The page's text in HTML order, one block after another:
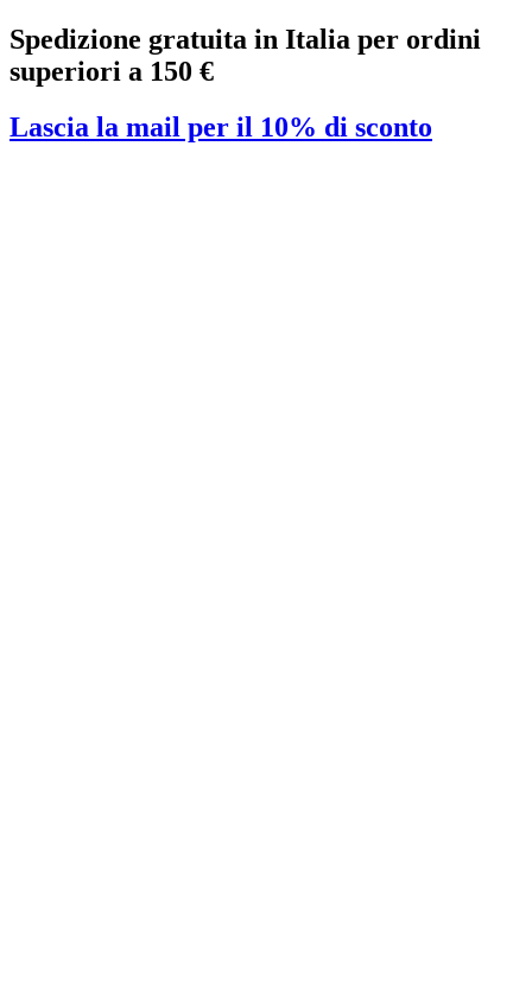
Vai
al
contenuto
Spedizione gratuita in Italia per ordini
superiori a 150 €
Lascia la mail per il 10% di sconto